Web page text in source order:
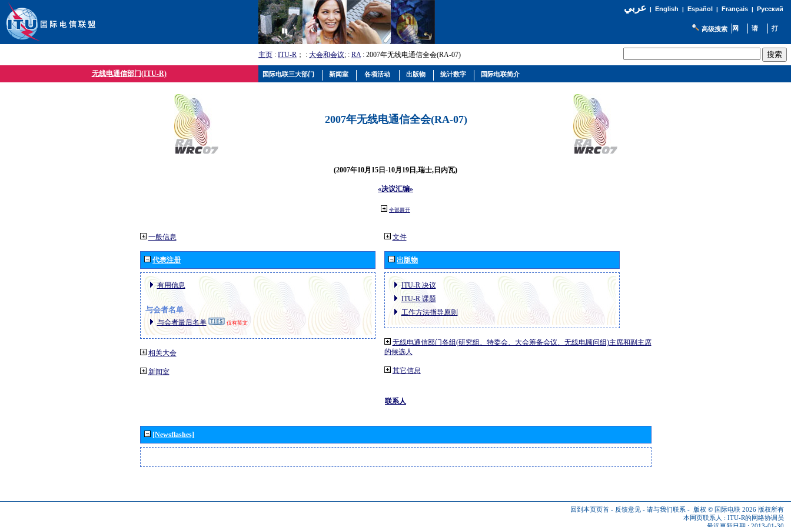
عربي| English | Español | Français| Русский
高级搜索
主页 : ITU-R ； : 大会和会议; : RA: 2007年无线电通信全会(RA-07)
无线电通信部门(ITU-R)
2007年无线电通信全会(RA-07)
(2007年10月15日-10月19日,瑞士,日内瓦)
«决议汇编»
全部展开
一般信息
代表注册
有用信息
与会者名单
与会者最后名单 仅有英文
相关大会
新闻室
文件
出版物
ITU-R 决议
ITU-R 课题
工作方法指导原则
无线电通信部门各组(研究组、特委会、大会筹备会议、无线电顾问组)主席和副主席
的候选人
其它信息
联系人
[Newsflashes]
回到本页页首 - 反馈意见 - 请与我们联系 - 版权 © 国际电联 2026 版权所有
本网页联系人 : ITU-R的网络协调员
国际电联三大部门 新闻室 各项活动 出版物 统计数字 国际电联简介